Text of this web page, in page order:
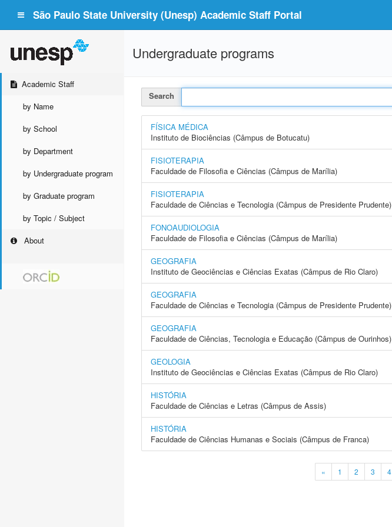
São Paulo State University (Unesp) Academic Staff Portal
Academic Staff
by Name
by School
by Department
by Undergraduate program
by Graduate program
by Topic / Subject
About
Undergraduate programs
Search
FÍSICA MÉDICA
Instituto de Biociências (Câmpus de Botucatu)
FISIOTERAPIA
Faculdade de Filosofia e Ciências (Câmpus de Marília)
FISIOTERAPIA
Faculdade de Ciências e Tecnologia (Câmpus de Presidente Prudente)
FONOAUDIOLOGIA
Faculdade de Filosofia e Ciências (Câmpus de Marília)
GEOGRAFIA
Instituto de Geociências e Ciências Exatas (Câmpus de Rio Claro)
GEOGRAFIA
Faculdade de Ciências e Tecnologia (Câmpus de Presidente Prudente)
GEOGRAFIA
Faculdade de Ciências, Tecnologia e Educação (Câmpus de Ourinhos)
GEOLOGIA
Instituto de Geociências e Ciências Exatas (Câmpus de Rio Claro)
HISTÓRIA
Faculdade de Ciências e Letras (Câmpus de Assis)
HISTÓRIA
Faculdade de Ciências Humanas e Sociais (Câmpus de Franca)
« 1 2 3 4